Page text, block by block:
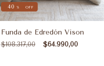
40 % OFF
Funda de Edredón Vison
$108.317,00 $64.990,00